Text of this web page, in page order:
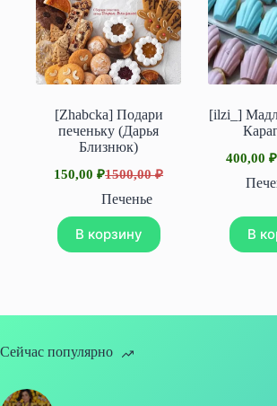
[Zhabcka] Подари
печеньку (Дарья
Близнюк)
1500,00₽
Первоначальная
цена
1500,00 ₽.
150,00₽Текущая
цена:
150,00 ₽.
Печенье
В корзину
[ilzi_]
400,00₽
В
Сейчас популярно